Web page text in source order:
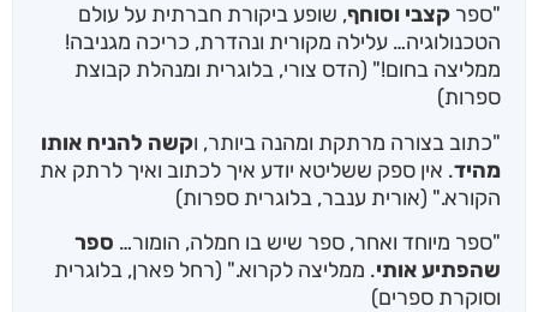
​"ספר קצבי וסוחף, שופע ביקורת חברתית על עולם
הטכנולוגיה… עלילה מקורית ונהדרת, כריכה מגניבה!
ממליצה בחום!" (הדס צורי, בלוגרית ומנהלת קבוצת
ספרות)
​"כתוב בצורה מרתקת ומהנה ביותר, וקשה להניח אותו
מהיד. אין ספק ששליטא יודע איך לכתוב ואיך לרתק את
הקורא." (אורית ענבר, בלוגרית ספרות)
"ספר מיוחד ואחר, ספר שיש בו חמלה, הומור… ספר
שהפתיע אותי. ממליצה לקרוא." (רחל פארן, בלוגרית
וסוקרת ספרים)